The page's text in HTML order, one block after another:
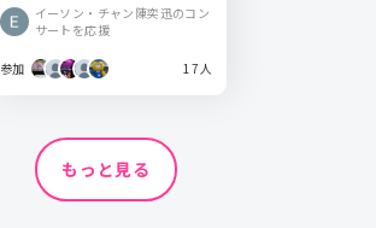
イーソン・チャン陳奕迅のコン
サートを応援
参加 17人
もっと見る